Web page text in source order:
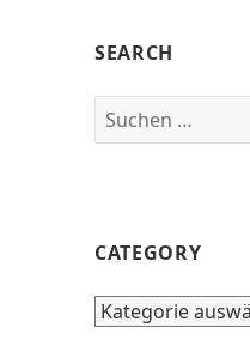
SEARCH
Suchen
nach:
CATEGORY
category